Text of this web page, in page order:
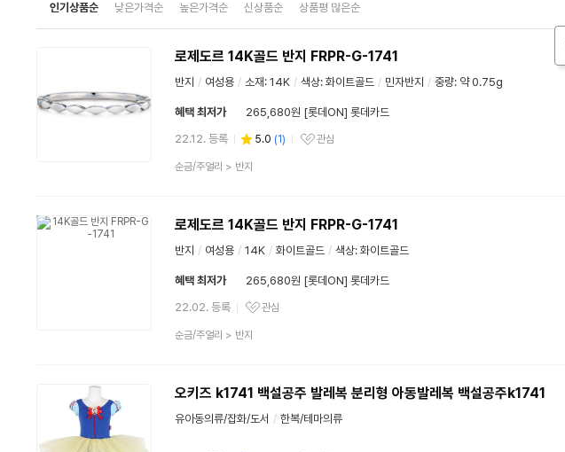
인기상품순 낮은가격순 높은가격순 신상품순 상품평 많은순
로제도르 14K골드 반지 FRPR-G-1741
반지 / 여성용 / 소재: 14K / 색상: 화이트골드 / 민자반지 / 중량: 약 0.75g
혜택 최저가
265,680원 [롯데ON] 롯데카드
22.12. 등록
5.0 (1)
관심상품
관심
상
순금/주얼리 > 반지
로제도르 14K골드 반지 FRPR-G-1741
반지 / 여성용 / 14K / 화이트골드 / 색상: 화이트골드
혜택 최저가
265,680원 [롯데ON] 롯데카드
22.02. 등록
관심상품
관심
상
순금/주얼리 > 반지
오키즈 k1741 백설공주 발레복 분리형 아동발레복 백설공주k1741
유아동의류/잡화/도서 / 한복/테마의류